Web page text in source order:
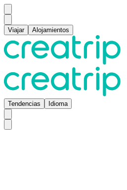
Viajar Alojamientos
Tendencias Idioma